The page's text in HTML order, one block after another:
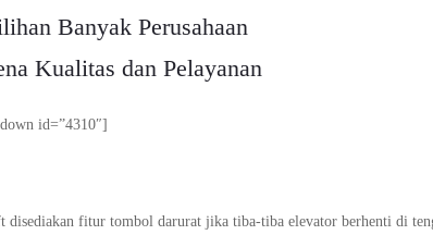
Banyak Perusahaan
Kualitas dan Pelayanan
id=”4310″]
fitur tombol darurat jika tiba-tiba elevator berhenti di